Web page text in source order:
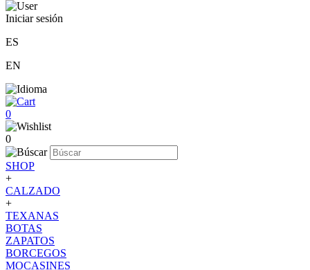
Iniciar sesión
ES
EN
0
0
SHOP
+
CALZADO
+
TEXANAS
BOTAS
ZAPATOS
BORCEGOS
MOCASINES